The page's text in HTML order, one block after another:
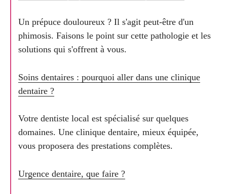
Un prépuce douloureux ? Il s'agit peut-être d'un
phimosis. Faisons le point sur cette pathologie et les
solutions qui s'offrent à vous.
Soins dentaires : pourquoi aller dans une clinique
dentaire ?
Votre dentiste local est spécialisé sur quelques
domaines. Une clinique dentaire, mieux équipée,
vous proposera des prestations complètes.
Urgence dentaire, que faire ?